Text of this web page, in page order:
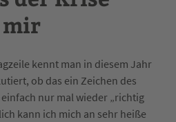
mir
kennt man in diesem Jahr
ob das ein Zeichen des
nur mal wieder „richtig
kann ich mich an sehr heiße